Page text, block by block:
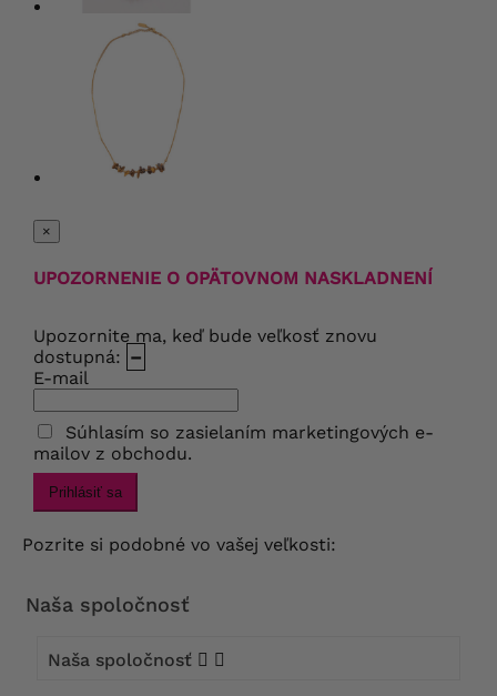
×
UPOZORNENIE O OPÄTOVNOM NASKLADNENÍ
Upozornite ma, keď bude veľkosť znovu
dostupná: –
E-mail
Súhlasím so zasielaním marketingových e-
mailov z obchodu.
Prihlásiť sa
Pozrite si podobné vo vašej veľkosti:
Naša spoločnosť
Naša spoločnosť  